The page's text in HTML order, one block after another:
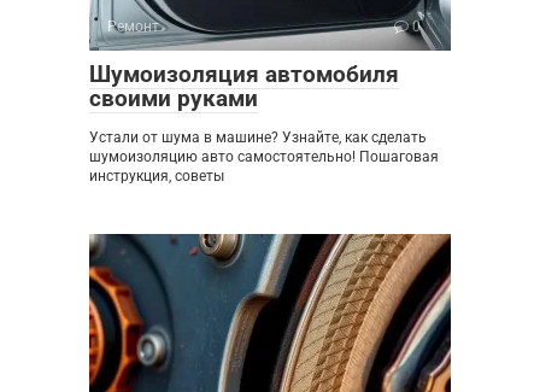
Ремонт 0
Шумоизоляция автомобиля
своими руками
Устали от шума в машине? Узнайте, как сделать
шумоизоляцию авто самостоятельно! Пошаговая
инструкция, советы